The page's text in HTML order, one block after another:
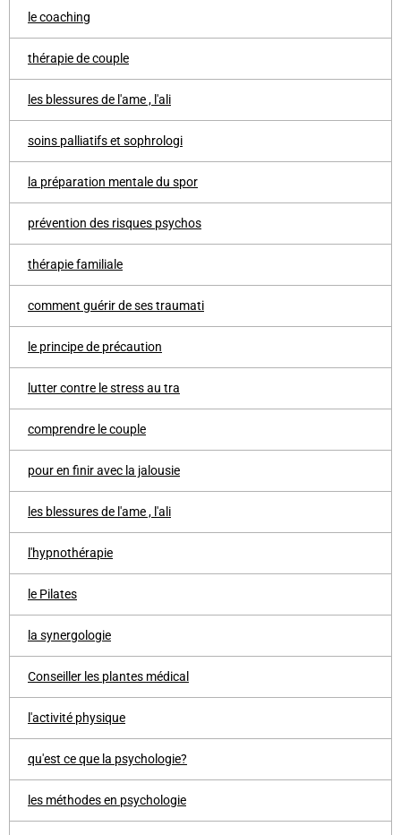
le coaching
thérapie de couple
les blessures de l'ame , l'ali
soins palliatifs et sophrologi
la préparation mentale du spor
prévention des risques psychos
thérapie familiale
comment guérir de ses traumati
le principe de précaution
lutter contre le stress au tra
comprendre le couple
pour en finir avec la jalousie
les blessures de l'ame , l'ali
l'hypnothérapie
le Pilates
la synergologie
Conseiller les plantes médical
l'activité physique
qu'est ce que la psychologie?
les méthodes en psychologie